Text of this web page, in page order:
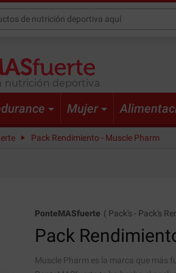
nutrición deportiva
Mujer
Pack Rendimiento - Muscle Pharm
PonteMASfuerte ( Pack's - Pack's
Pack
Muscle Pharm es la marca que más